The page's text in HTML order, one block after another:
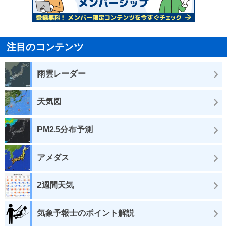
注目のコンテンツ
雨雲レーダー
天気図
PM2.5分布予測
アメダス
2週間天気
気象予報士のポイント解説